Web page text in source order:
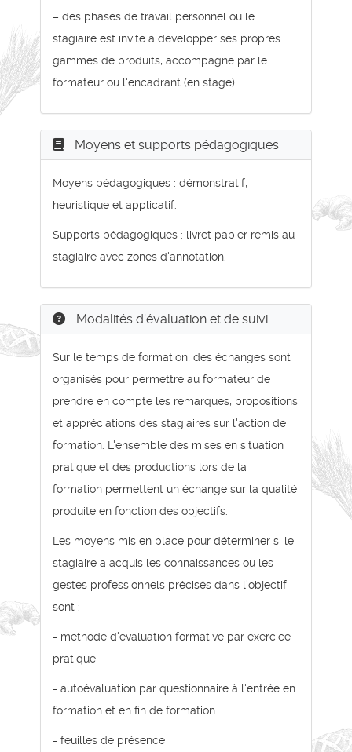
– des phases de travail personnel où le
stagiaire est invité à développer ses propres
gammes de produits, accompagné par le
formateur ou l'encadrant (en stage).
Moyens et supports pédagogiques
Moyens pédagogiques : démonstratif,
heuristique et applicatif.
Supports pédagogiques : livret papier remis au
stagiaire avec zones d'annotation.
Modalités d'évaluation et de suivi
Sur le temps de formation, des échanges sont
organisés pour permettre au formateur de
prendre en compte les remarques, propositions
et appréciations des stagiaires sur l'action de
formation. L'ensemble des mises en situation
pratique et des productions lors de la
formation permettent un échange sur la qualité
produite en fonction des objectifs.
Les moyens mis en place pour déterminer si le
stagiaire a acquis les connaissances ou les
gestes professionnels précisés dans l'objectif
sont :
- méthode d'évaluation formative par exercice
pratique
- autoévaluation par questionnaire à l'entrée en
formation et en fin de formation
- feuilles de présence